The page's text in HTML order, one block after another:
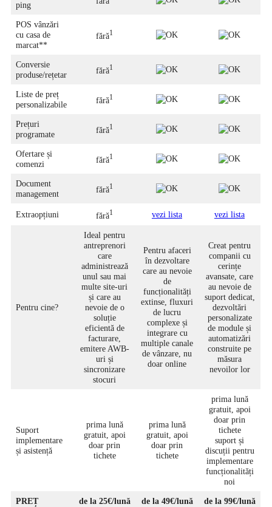
ping
POS vânzări
cu casa de
marcat**
fără1
Conversie
produse/rețetar
fără1
Liste de preț
personalizabile
fără1
Prețuri
programate
fără1
Ofertare și
comenzi
fără1
Document
management
fără1
Extraopțiuni fără1 vezi lista vezi lista
Pentru cine?
Ideal pentru
antreprenori
care
administrează
unul sau mai
multe site-uri
și care au
nevoie de o
soluție
eficientă de
facturare,
emitere AWB-
uri și
sincronizare
stocuri
Pentru afaceri
în dezvoltare
care au nevoie
de
funcționalități
extinse, fluxuri
de lucru
complexe și
integrare cu
multiple canale
de vânzare, nu
doar online
Creat pentru
companii cu
cerințe
avansate, care
au nevoie de
suport dedicat,
dezvoltări
personalizate
de module și
automatizări
construite pe
măsura
nevoilor lor
Suport
implementare
și asistență
prima lună
gratuit, apoi
doar prin
tichete
prima lună
gratuit, apoi
doar prin
tichete
prima lună
gratuit, apoi
doar prin
tichete
suport și
discuții pentru
implementare
funcționalități
noi
PREȚ
de la 25€/lună de la 49€/lună de la 99€/lună